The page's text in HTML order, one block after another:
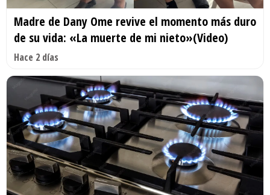
Madre de Dany Ome revive el momento más duro
de su vida: «La muerte de mi nieto»(Video)
Hace 2 días